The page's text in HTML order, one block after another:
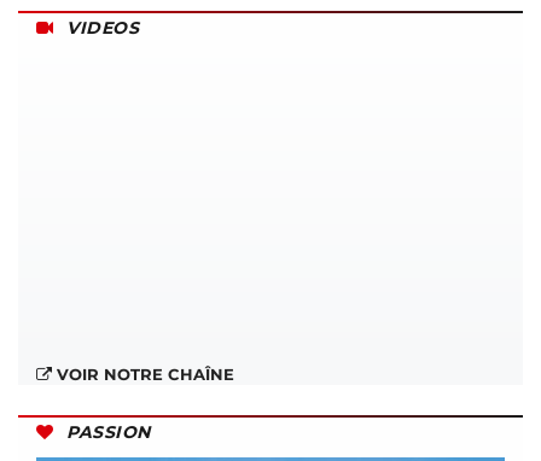
VIDEOS
VOIR NOTRE CHAÎNE
PASSION